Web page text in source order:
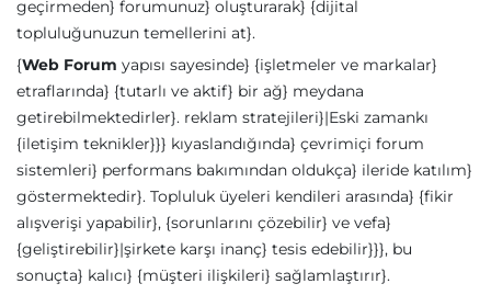
geçirmeden} forumunuz} oluşturarak} {dijital
topluluğunuzun temellerini at}.
{Web Forum yapısı sayesinde} {işletmeler ve markalar}
etraflarında} {tutarlı ve aktif} bir ağ} meydana
getirebilmektedirler}. reklam stratejileri}|Eski zamankı
{iletişim teknikler}}} kıyaslandığında} çevrimiçi forum
sistemleri} performans bakımından oldukça} ileride katılım}
göstermektedir}. Topluluk üyeleri kendileri arasında} {fikir
alışverişi yapabilir}, {sorunlarını çözebilir} ve vefa}
{geliştirebilir}|şirkete karşı inanç} tesis edebilir}}}, bu
sonuçta} kalıcı} {müşteri ilişkileri} sağlamlaştırır}.